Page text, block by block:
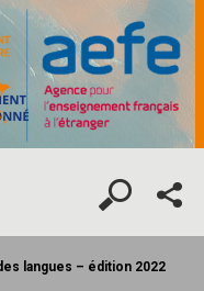
langues – édition 2022